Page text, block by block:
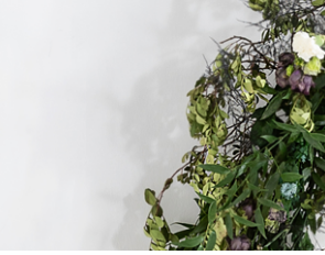
Drie bruidsmodezaken